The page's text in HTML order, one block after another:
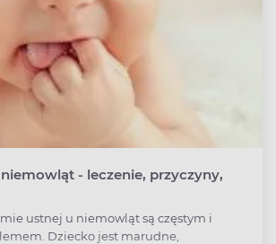
- leczenie, przyczyny,
ustnej u niemowląt są częstym i
Dziecko jest marudne,